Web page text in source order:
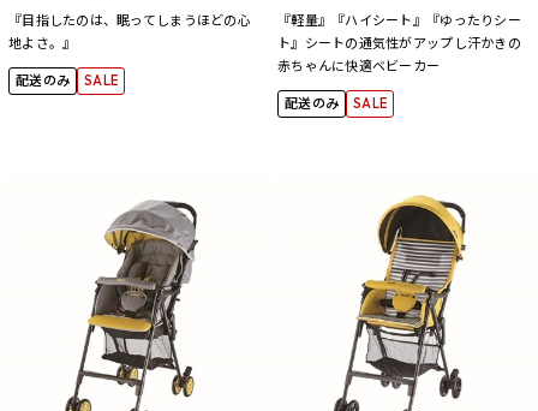
『目指したのは、眠ってしまうほどの心
地よさ。』
配送のみ SALE
『軽量』『ハイシート』『ゆったりシー
ト』シートの通気性がアップし汗かきの
赤ちゃんに快適ベビーカー
配送のみ SALE